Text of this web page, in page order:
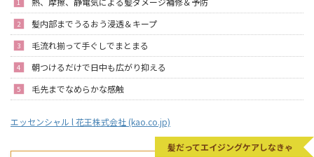
髪内部までうるおう浸透＆キープ
毛流れ揃って手ぐしでまとまる
朝つけるだけで日中も広がり抑える
毛先までなめらかな感触
エッセンシャル l 花王株式会社 (kao.co.jp)
髪だってエイジングケアしなきゃ